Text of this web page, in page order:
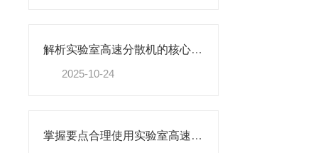
解析实验室高速分散机的核心构造及原理
2025-10-24
掌握要点合理使用实验室高速分散机